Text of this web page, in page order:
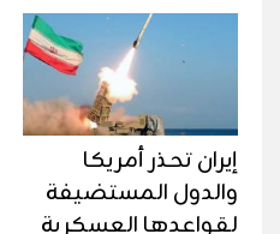
إيران تحذر أمريكا
والدول المستضيفة
لقواعدها العسكرية